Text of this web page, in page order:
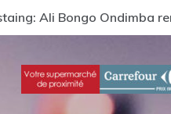
la réunion annuelle